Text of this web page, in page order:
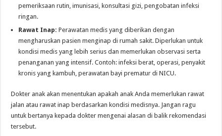
pemeriksaan rutin, imunisasi, konsultasi gizi, pengobatan infeksi
ringan.
Rawat Inap: Perawatan medis yang diberikan dengan
mengharuskan pasien menginap di rumah sakit. Diperlukan untuk
kondisi medis yang lebih serius dan memerlukan observasi serta
penanganan yang intensif. Contoh: infeksi berat, operasi, penyakit
kronis yang kambuh, perawatan bayi prematur di NICU.
Dokter anak akan menentukan apakah anak Anda memerlukan rawat
jalan atau rawat inap berdasarkan kondisi medisnya. Jangan ragu
untuk bertanya kepada dokter mengenai alasan di balik rekomendasi
tersebut.